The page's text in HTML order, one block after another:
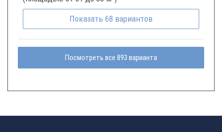
Показать 68 вариантов
Посмотреть все 893 варианта